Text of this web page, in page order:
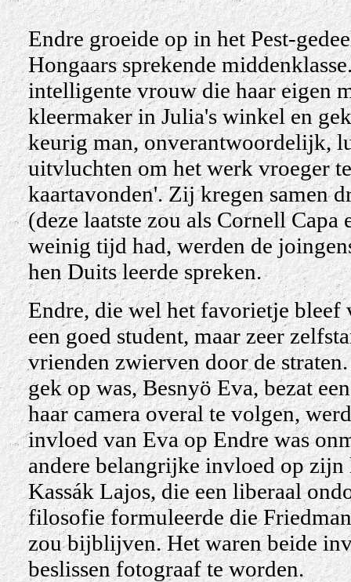
Endre groeide op in het Pest-
Hongaars sprekende
intelligente vrouw die haar eigen
kleermaker in Julia's winkel en
keurig man, onverantwoordelijk,
uitvluchten om het werk vroeger
kaartavonden'. Zij kregen samen
(deze laatste zou als Cornell
weinig tijd had, werden de
hen Duits leerde spreken.
Endre, die wel het favorietje bleef
een goed student, maar zeer
vrienden zwierven door de
gek op was, Besnyö Eva, bezat
haar camera overal te volgen,
invloed van Eva op Endre was
andere belangrijke invloed op zijn
Kassák Lajos, die een liberaal
filosofie formuleerde die
zou bijblijven. Het waren beide
beslissen fotograaf te worden.